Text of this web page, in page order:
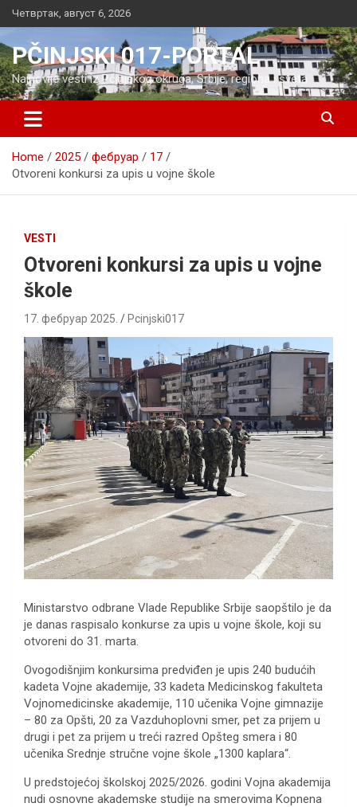
Skip
to
content
Четвртак, август 6, 2026
PČINJSKI 017-PORTAL
Najnovije vesti iz Pčinjskog okruga, Srbije, regiona i sveta
Home 2025 фебруар
17
Otvoreni konkursi za upis u vojne škole
VESTI
Otvoreni konkursi za upis u vojne
škole
17. фебруар 2025. Pcinjski017
Ministarstvo odbrane Vlade Republike Srbije saopštilo je da
je danas raspisalo konkurse za upis u vojne škole, koji su
otvoreni do 31. marta.
Ovogodišnjim konkursima predviđen je upis 240 budućih
kadeta Vojne akademije, 33 kadeta Medicinskog fakulteta
Vojnomedicinske akademije, 110 učenika Vojne gimnazije
– 80 za Opšti, 20 za Vazduhoplovni smer, pet za prijem u
drugi i pet za prijem u treći razred Opšteg smera i 80
učenika Srednje stručne vojne škole „1300 kaplara“.
U predstojećoj školskoj 2025/2026. godini Vojna akademija
nudi osnovne akademske studije na smerovima Kopnena